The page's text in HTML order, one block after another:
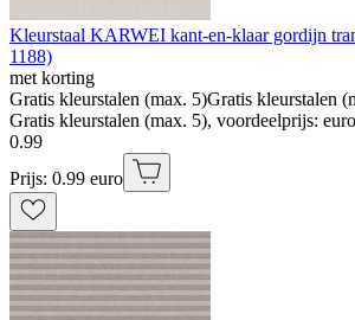
Kleurstaal KARWEI kant-en-klaar gordijn
1188)
met korting
Gratis kleurstalen (max. 5)Gratis kleurstalen
Gratis kleurstalen (max. 5), voordeelprijs:
0.99
Prijs: 0.99 euro